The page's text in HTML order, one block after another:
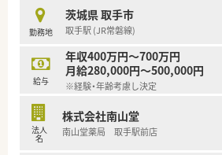
勤務地
茨城県 取手市
取手駅 (JR常磐線)
給与
年収400万円～700万円
月給280,000円～500,000円
※経験・年齢考慮し決定
法人
名
株式会社南山堂
南山堂薬局 取手駅前店